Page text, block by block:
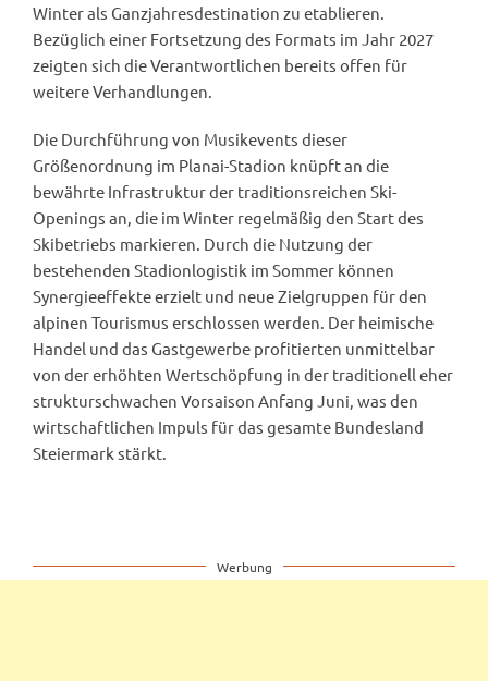
Winter als Ganzjahresdestination zu etablieren.
Bezüglich einer Fortsetzung des Formats im Jahr 2027
zeigten sich die Verantwortlichen bereits offen für
weitere Verhandlungen.
Die Durchführung von Musikevents dieser
Größenordnung im Planai-Stadion knüpft an die
bewährte Infrastruktur der traditionsreichen Ski-
Openings an, die im Winter regelmäßig den Start des
Skibetriebs markieren. Durch die Nutzung der
bestehenden Stadionlogistik im Sommer können
Synergieeffekte erzielt und neue Zielgruppen für den
alpinen Tourismus erschlossen werden. Der heimische
Handel und das Gastgewerbe profitierten unmittelbar
von der erhöhten Wertschöpfung in der traditionell eher
strukturschwachen Vorsaison Anfang Juni, was den
wirtschaftlichen Impuls für das gesamte Bundesland
Steiermark stärkt.
Werbung